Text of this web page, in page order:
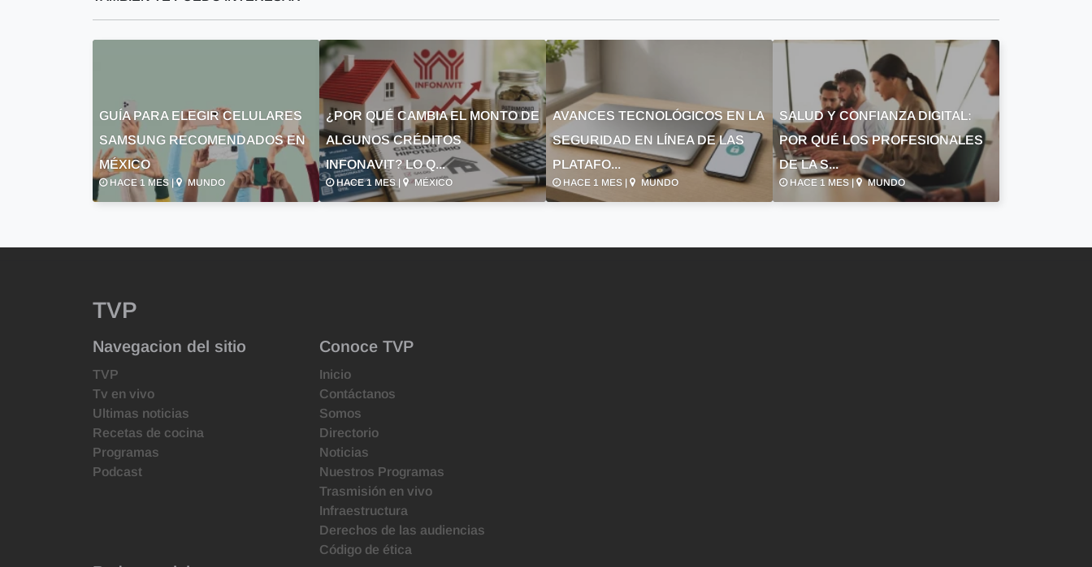
GUÍA PARA ELEGIR CELULARES
SAMSUNG RECOMENDADOS EN
MÉXICO
HACE 1 MES | MUNDO
¿POR QUÉ CAMBIA EL MONTO DE
ALGUNOS CRÉDITOS
INFONAVIT? LO Q...
HACE 1 MES | MÉXICO
AVANCES TECNOLÓGICOS EN LA
SEGURIDAD EN LÍNEA DE LAS
PLATAFO...
HACE 1 MES | MUNDO
SALUD Y CONFIANZA DIGITAL:
POR QUÉ LOS PROFESIONALES
DE LA S...
HACE 1 MES | MUNDO
TVP
Navegacion del sitio
TVP
Tv en vivo
Ultimas noticias
Recetas de cocina
Programas
Podcast
Conoce TVP
Inicio
Contáctanos
Somos
Directorio
Noticias
Nuestros Programas
Trasmisión en vivo
Infraestructura
Derechos de las audiencias
Código de ética